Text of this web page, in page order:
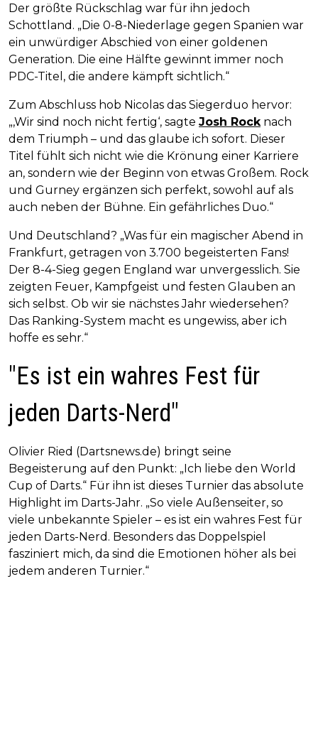
Der größte Rückschlag war für ihn jedoch
Schottland. „Die 0-8-Niederlage gegen Spanien war
ein unwürdiger Abschied von einer goldenen
Generation. Die eine Hälfte gewinnt immer noch
PDC-Titel, die andere kämpft sichtlich.“
Zum Abschluss hob Nicolas das Siegerduo hervor:
„‚Wir sind noch nicht fertig‘, sagte Josh Rocknach
dem Triumph – und das glaube ich sofort. Dieser
Titel fühlt sich nicht wie die Krönung einer Karriere
an, sondern wie der Beginn von etwas Großem. Rock
und Gurney ergänzen sich perfekt, sowohl auf als
auch neben der Bühne. Ein gefährliches Duo.“
Und Deutschland? „Was für ein magischer Abend in
Frankfurt, getragen von 3.700 begeisterten Fans!
Der 8-4-Sieg gegen England war unvergesslich. Sie
zeigten Feuer, Kampfgeist und festen Glauben an
sich selbst. Ob wir sie nächstes Jahr wiedersehen?
Das Ranking-System macht es ungewiss, aber ich
hoffe es sehr.“
"Es ist ein wahres Fest für
jeden Darts-Nerd"
Olivier Ried (Dartsnews.de) bringt seine
Begeisterung auf den Punkt: „Ich liebe den World
Cup of Darts.“ Für ihn ist dieses Turnier das absolute
Highlight im Darts-Jahr. „So viele Außenseiter, so
viele unbekannte Spieler – es ist ein wahres Fest für
jeden Darts-Nerd. Besonders das Doppelspiel
fasziniert mich, da sind die Emotionen höher als bei
jedem anderen Turnier.“